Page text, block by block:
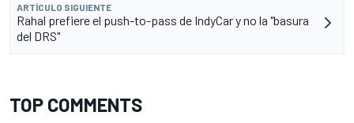
ARTÍCULO SIGUIENTE
Rahal prefiere el push-to-pass de IndyCar y no la "basura
del DRS"
TOP COMMENTS